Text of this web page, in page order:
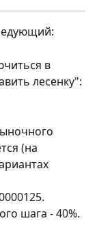
в
лесенку":
(на
шага - 40%.